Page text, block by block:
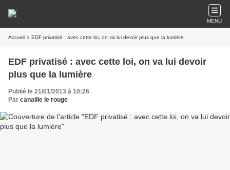
MENU
Accueil » EDF privatisé : avec cette loi, on va lui devoir plus que la lumière
EDF privatisé : avec cette loi, on va lui devoir
plus que la lumière
Publié le 21/01/2013 à 10:26
Par canaille le rouge